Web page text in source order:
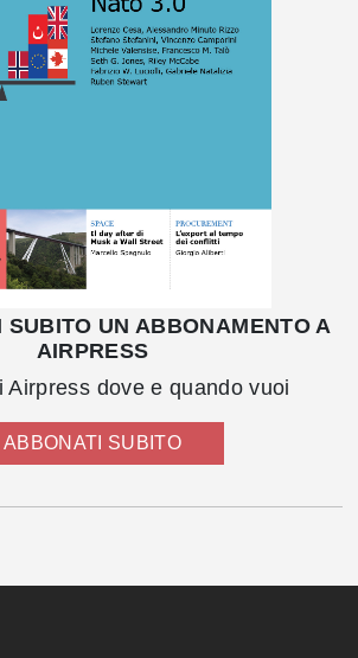
SUBITO UN ABBONAMENTO A
AIRPRESS
Airpress dove e quando vuoi
ABBONATI SUBITO